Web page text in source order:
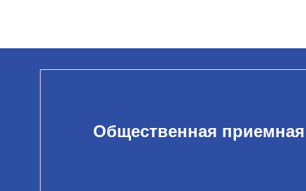
Общественная приемная